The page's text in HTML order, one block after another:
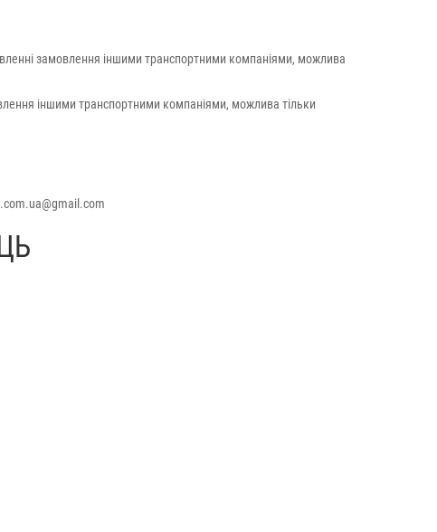
замовлення іншими транспортними компаніями, можлива
іншими транспортними компаніями, можлива тільки